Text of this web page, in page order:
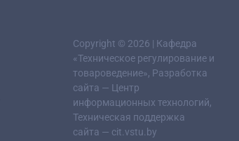
Copyright © 2026 | Кафедра
«Техническое регулирование и
товароведение», Разработка
сайта — Центр
информационных технологий,
Техническая поддержка
сайта — cit.vstu.by